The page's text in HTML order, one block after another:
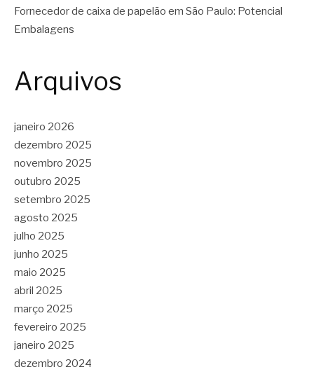
Fornecedor de caixa de papelão em São Paulo: Potencial
Embalagens
Arquivos
janeiro 2026
dezembro 2025
novembro 2025
outubro 2025
setembro 2025
agosto 2025
julho 2025
junho 2025
maio 2025
abril 2025
março 2025
fevereiro 2025
janeiro 2025
dezembro 2024